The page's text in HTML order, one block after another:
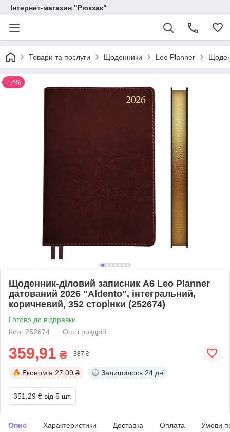
Інтернет-магазин "Рюкзак"
Товари та послуги Щоденники Leo Planner
–7%
Щоденник-діловий записник А6 Leo Planner
датований 2026 "Aldento", інтегральний,
коричневий, 352 сторінки (252674)
Готово до відправки
Код: 252674
Опт і роздріб
359,91 ₴ 387 ₴
Економія 27.09 ₴ Залишилось 24 дні
351,29 ₴ від 5 шт.
Опис Характеристики Доставка Оплата Умови